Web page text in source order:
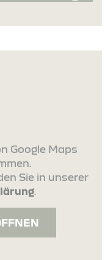
Google Maps
Sie in unserer
.